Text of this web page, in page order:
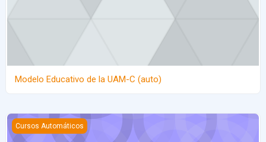
Modelo Educativo de la UAM-C (auto)
Copia Modelo Educativo de la UAM Unidad Cuajimalpa.
Cursos Automáticos